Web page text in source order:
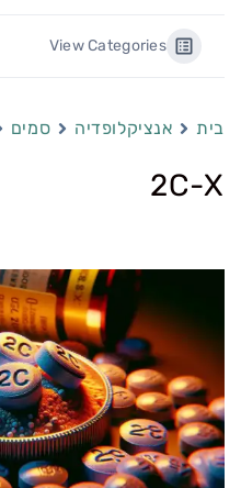
View Categories
בית אנציקלופדיה סמים
2C-X